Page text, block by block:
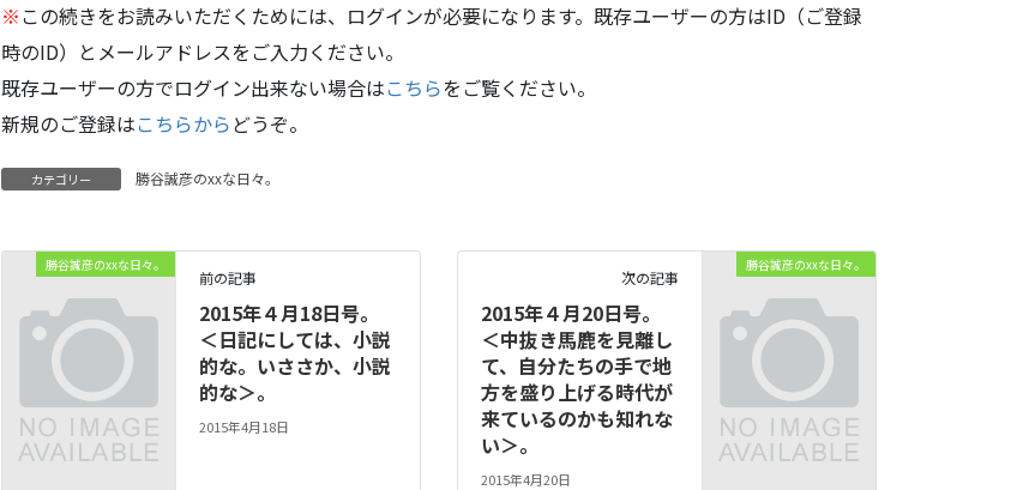
※ この続きをお読みいただくためには、ログインが必要になります。既存ユーザーの方はID（ご登録
時のID）とメールアドレスをご入力ください。
既存ユーザーの方でログイン出来ない場合はこちらをご覧ください。
新規のご登録はこちらから どうぞ。
カテゴリー 勝谷誠彦のxxな日々。
勝谷誠彦のxxな日々。
前の記事
2015年４月18日号。
＜日記にしては、小説
的な。いささか、小説
的な＞。
2015年4月18日
勝谷誠彦のxxな日々。
次の記事
2015年４月20日号。
＜中抜き馬鹿を見離し
て、自分たちの手で地
方を盛り上げる時代が
来ているのかも知れな
い＞。
2015年4月20日